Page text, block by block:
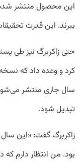
این محصول منتشر شده
ببرند. این قدرت
حتی زاکربرگ نیز طی
کرد و وعده داد که
سال جاری منتشر
تبدیل شود.
زاکربرگ گفت: «این